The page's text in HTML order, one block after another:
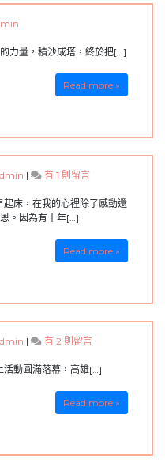
力量，積沙成塔，終於把[…]
Read more »
|
在
要
有
動
家
土
有 1 則留言
床，在我的心裡除了感動還
。因為有十年[…]
Read more »
|
在
太
之
有 2 則留言
活動圓滿落幕，高雄[…]
Read more »